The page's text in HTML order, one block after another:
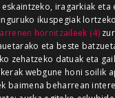
iragarkiak eta
ikuspegiak
hornitzaileek (4)
eta beste
zehatzeko datuak eta
webgune honi soilik
baimena beharrean